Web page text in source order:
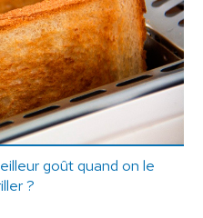
goût quand on le
?